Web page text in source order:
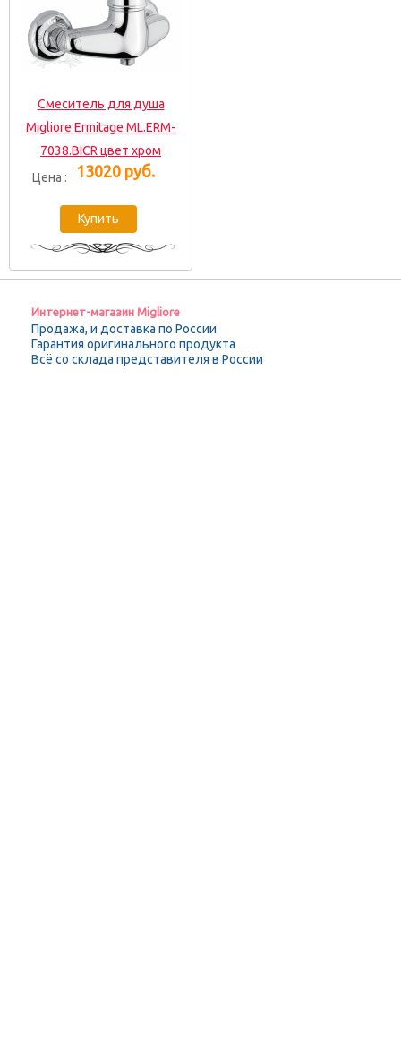
Смеситель для душа
Migliore Ermitage ML.ERM-
7038.BICR цвет хром
Цена :
13020 руб.
Интернет-магазин Migliore
Продажа, и доставка по России
Гарантия оригинального продукта
Всё со склада представителя в России